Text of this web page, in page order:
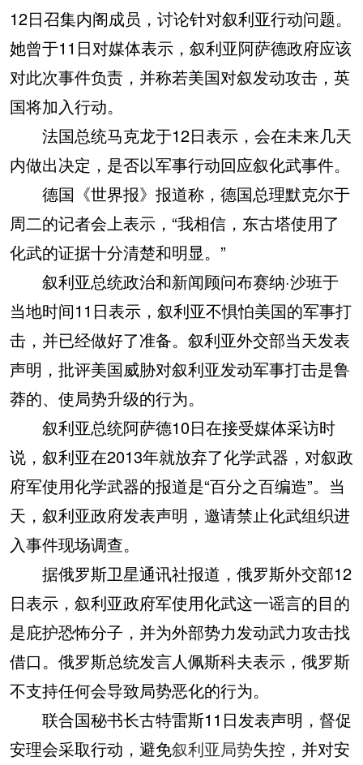
12日召集内阁成员，讨论针对叙利亚行动问题。
她曾于11日对媒体表示，叙利亚阿萨德政府应该
对此次事件负责，并称若美国对叙发动攻击，英
国将加入行动。
法国总统马克龙于12日表示，会在未来几天
内做出决定，是否以军事行动回应叙化武事件。
德国《世界报》报道称，德国总理默克尔于
周二的记者会上表示，“我相信，东古塔使用了
化武的证据十分清楚和明显。”
叙利亚总统政治和新闻顾问布赛纳·沙班于
当地时间11日表示，叙利亚不惧怕美国的军事打
击，并已经做好了准备。叙利亚外交部当天发表
声明，批评美国威胁对叙利亚发动军事打击是鲁
莽的、使局势升级的行为。
叙利亚总统阿萨德10日在接受媒体采访时
说，叙利亚在2013年就放弃了化学武器，对叙政
府军使用化学武器的报道是“百分之百编造”。当
天，叙利亚政府发表声明，邀请禁止化武组织进
入事件现场调查。
据俄罗斯卫星通讯社报道，俄罗斯外交部12
日表示，叙利亚政府军使用化武这一谣言的目的
是庇护恐怖分子，并为外部势力发动武力攻击找
借口。俄罗斯总统发言人佩斯科夫表示，俄罗斯
不支持任何会导致局势恶化的行为。
联合国秘书长古特雷斯11日发表声明，督促
安理会采取行动，避免叙利亚局势失控，并对安